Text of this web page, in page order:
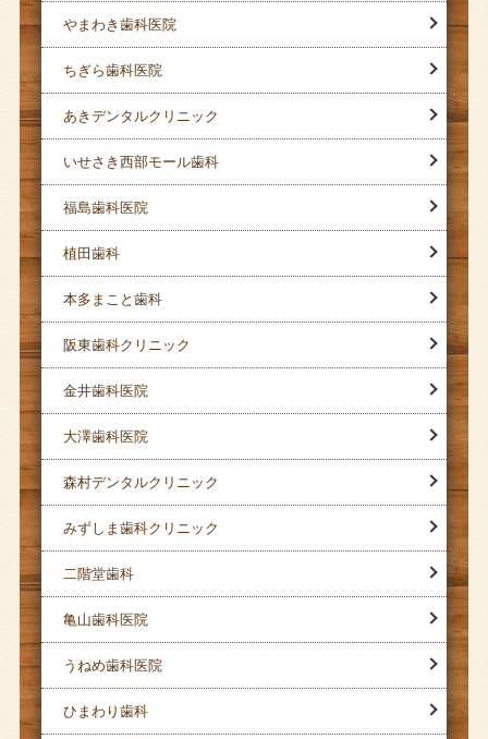
やまわき歯科医院
ちぎら歯科医院
あきデンタルクリニック
いせさき西部モール歯科
福島歯科医院
植田歯科
本多まこと歯科
阪東歯科クリニック
金井歯科医院
大澤歯科医院
森村デンタルクリニック
みずしま歯科クリニック
二階堂歯科
亀山歯科医院
うねめ歯科医院
ひまわり歯科